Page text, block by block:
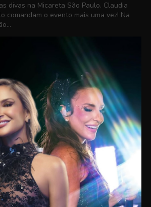
divas na Micareta São Paulo. Claudia
comandam o evento mais uma vez! Na